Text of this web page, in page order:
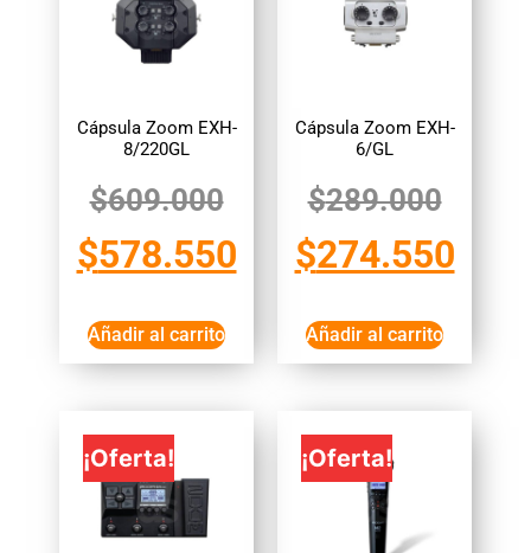
Cápsula Zoom EXH-
8/220GL
$609.000
$578.550
Añadir al carrito
Cápsula Zoom EXH-
6/GL
$289.000
$274.550
Añadir al carrito
¡Oferta! ¡Oferta!